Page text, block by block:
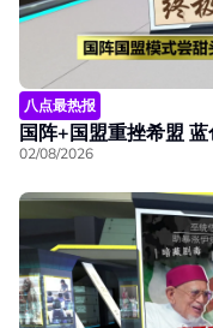
八点最热报
国阵+国盟重挫希盟
02/08/2026